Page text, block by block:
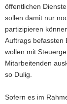
öffentlichen
sollen damit nur
partizipieren
Auftrags befassten
wollen mit
Mitarbeitenden
so Dulig.
Sofern es im